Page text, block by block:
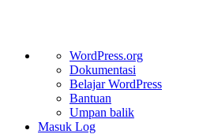
Tentang
WordPress
WordPress.org
Dokumentasi
Belajar WordPress
Bantuan
Umpan balik
Masuk Log